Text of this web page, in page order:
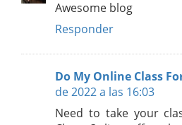
Awesome blog
Responder
Do My Online Class
de 2022 a las 16:03
Need to take your